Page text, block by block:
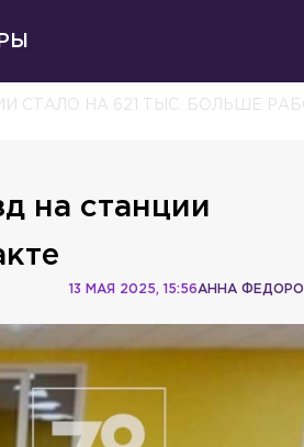
СТАЛО НА 621 ТЫС. БОЛЬШЕ
на станции
АННА
13 МАЯ 2025, 15:56